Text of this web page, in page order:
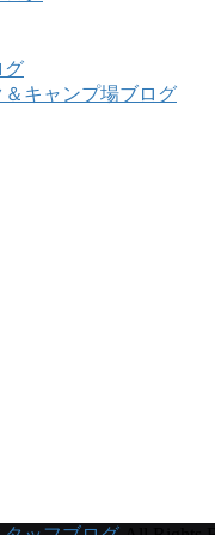
グ
キャンプ場ブログ